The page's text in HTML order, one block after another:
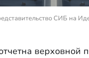
СИБ на
верховной